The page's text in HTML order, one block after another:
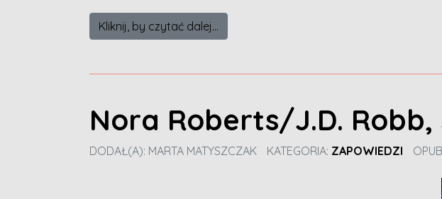
Kliknij, by czytać dalej...
Nora Roberts/J.D.
DODAŁ(A): MARTA MATYSZCZAK KATEGORIA: ZAPOWIEDZI